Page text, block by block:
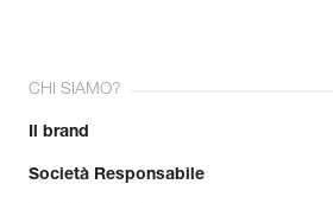
CHI SIAMO?
Il brand
Società Responsabile